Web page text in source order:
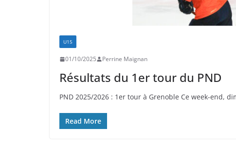
U15
01/10/2025 Perrine Maignan
Résultats du 1er tour du PND
PND 2025/2026 : 1er tour à Grenoble Ce week-end,
Read More